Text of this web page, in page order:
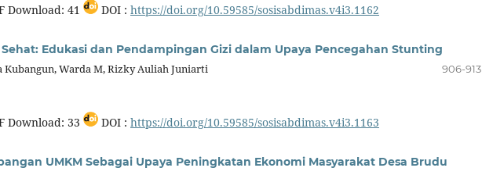
Download: 41 DOI : https://doi.org/10.59585/sosisabdimas.v4i3.1162
Edukasi dan Pendampingan Gizi dalam Upaya Pencegahan Stunting
Warda M, Rizky Auliah Juniarti
906-913
Download: 33 DOI : https://doi.org/10.59585/sosisabdimas.v4i3.1163
UMKM Sebagai Upaya Peningkatan Ekonomi Masyarakat Desa Brudu